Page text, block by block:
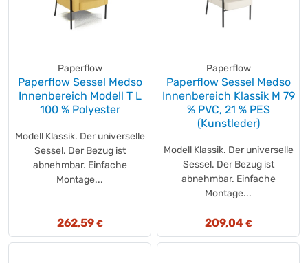
Paperflow
Paperflow Sessel Medso
Innenbereich Modell T L
100 % Polyester
Modell Klassik. Der universelle
Sessel. Der Bezug ist
abnehmbar. Einfache
Montage...
262,59€
Paperflow
Paperflow Sessel Medso
Innenbereich Klassik M 79
% PVC, 21 % PES
(Kunstleder)
Modell Klassik. Der universelle
Sessel. Der Bezug ist
abnehmbar. Einfache
Montage...
209,04€